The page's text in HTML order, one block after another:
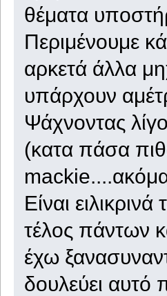
θέματα
Περιμένουμε
αρκετά άλλα
υπάρχουν
Ψάχνοντας
(κατα πάσα
Είναι
τέλος πάντων
έχω
δουλεύει αυτό